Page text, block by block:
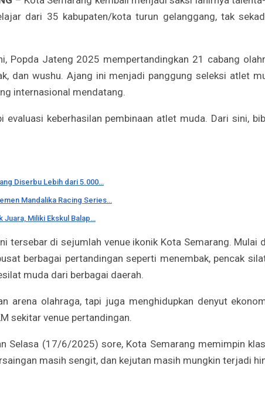
dari 35 kabupaten/kota turun gelanggang, tak
Popda Jateng 2025 mempertandingkan 21 cabang
dan wushu. Ajang ini menjadi panggung seleksi atlet
internasional mendatang.
evaluasi keberhasilan pembinaan atlet muda. Dari sini,
Diserbu Lebih dari 5.000…
Mandalika Racing Series…
Juara, Miliki Ekskul Balap…
tersebar di sejumlah venue ikonik Kota Semarang.
berbagai pertandingan seperti menembak, pencak
muda dari berbagai daerah.
arena olahraga, tapi juga menghidupkan denyut
sekitar venue pertandingan.
Selasa (17/6/2025) sore, Kota Semarang memimpin
masih sengit, dan kejutan masih mungkin terjadi